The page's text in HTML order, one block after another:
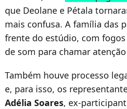
que Deolane e Pétala
mais confusa. A família das
frente do estúdio, com
de som para chamar
Também houve processo
e, para isso, os
Adélia Soares, ex-